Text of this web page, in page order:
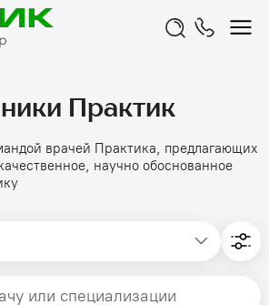
Практик
врачей Практика, предлагающих
научно обоснованное